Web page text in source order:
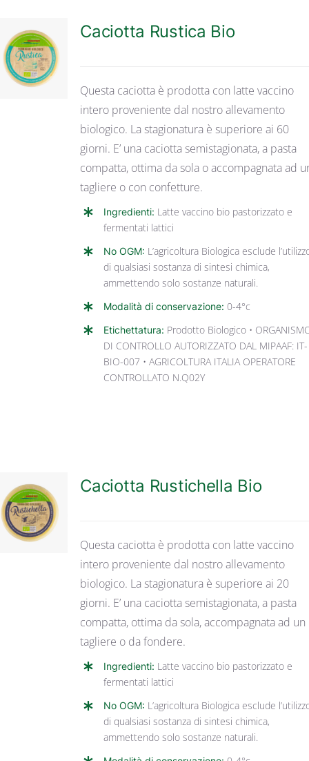
DETTAGLI
Caciotta Rustica Bio
Questa caciotta è prodotta con latte vaccino
intero proveniente dal nostro allevamento
biologico. La stagionatura è superiore ai 60
giorni. E’ una caciotta semistagionata, a pasta
compatta, ottima da sola o accompagnata ad
tagliere o con confetture.
Ingredienti: Latte vaccino bio pastorizzato e
fermentati lattici
No OGM: L’agricoltura Biologica esclude
di qualsiasi sostanza di sintesi chimica,
ammettendo solo sostanze naturali.
Modalità di conservazione: 0-4°c
Etichettatura: Prodotto Biologico •
DI CONTROLLO AUTORIZZATO DAL MIPAAF: IT-
BIO-007 • AGRICOLTURA ITALIA OPERATORE
CONTROLLATO N.Q02Y
DETTAGLI
Caciotta Rustichella Bio
Questa caciotta è prodotta con latte vaccino
intero proveniente dal nostro allevamento
biologico. La stagionatura è superiore ai 20
giorni. E’ una caciotta semistagionata, a pasta
compatta, ottima da sola, accompagnata ad un
tagliere o da fondere.
Ingredienti: Latte vaccino bio pastorizzato e
fermentati lattici
No OGM: L’agricoltura Biologica esclude
di qualsiasi sostanza di sintesi chimica,
ammettendo solo sostanze naturali.